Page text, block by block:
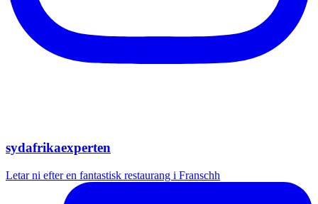
sydafrikaexperten
Letar ni efter en fantastisk restaurang i Franschh